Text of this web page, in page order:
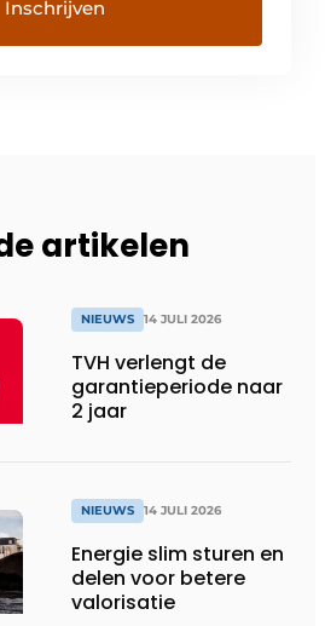
artikelen
NIEUWS 14 JULI 2026
TVH verlengt de
garantieperiode naar
2 jaar
NIEUWS 14 JULI 2026
Energie slim sturen en
delen voor betere
valorisatie